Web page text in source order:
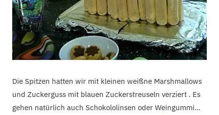
Die Spitzen hatten wir mit kleinen weißne Marshmallows
und Zuckerguss mit blauen Zuckerstreuseln verziert . Es
gehen natürlich auch Schokololinsen oder Weingummi…